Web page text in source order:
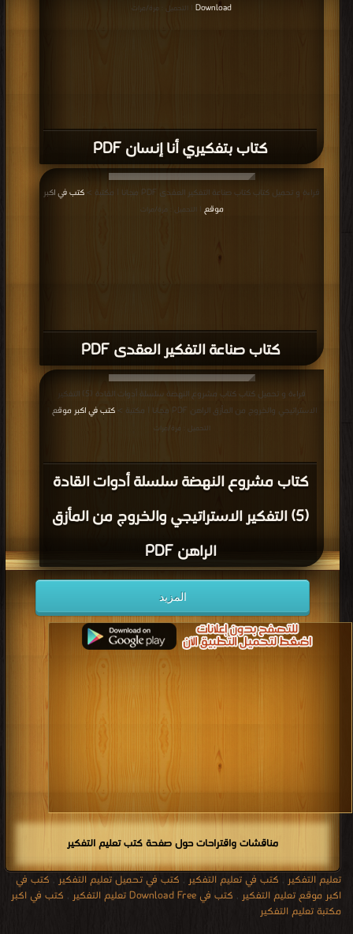
كتاب بتفكيري أنا إنسان PDF
Download | التحميل : مرة/مرات
كتاب صناعة التفكير العقدى PDF
قراءة و تحميل كتاب كتاب صناعة التفكير العقدى PDF مجانا | مكتبة >
كتب في اكبر
موقع
| التحميل : مرة/مرات
كتاب مشروع النهضة سلسلة أدوات القادة
(5) التفكير الاستراتيجي والخروج من المأزق
الراهن PDF
قراءة و تحميل كتاب كتاب مشروع النهضة سلسلة أدوات القادة (5) التفكير
الاستراتيجي والخروج من المأزق الراهن PDF مجانا | مكتبة >
كتب في اكبر موقع
التحميل : مرة/مرات
المزيد
مناقشات واقتراحات حول صفحة كتب تعليم التفكير
تعليم التفكير , كتب في تعليم التفكير , كتب في تحميل تعليم التفكير , كتب في
اكبر موقع تعليم التفكير , كتب في Download Free تعليم التفكير , كتب في اكبر
مكتبة تعليم التفكير